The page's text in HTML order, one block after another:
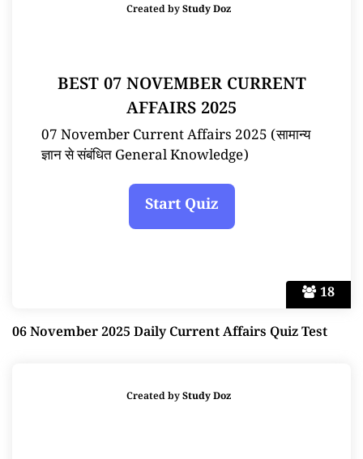
18
Created byStudy Doz
BEST 07 NOVEMBER CURRENT
AFFAIRS 2025
07 November Current Affairs 2025 (सामान्य
ज्ञान से संबंधित General Knowledge)
06 November 2025 Daily Current Affairs Quiz Test
Created byStudy Doz